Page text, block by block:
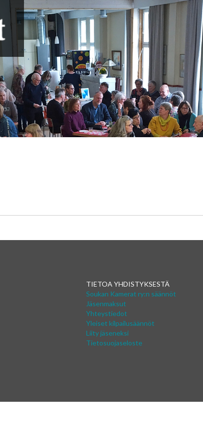
TIETOA YHDISTYKSESTÄ
Soukan Kamerat ry:n säännöt
Jäsenmaksut
Yhteystiedot
Yleiset kilpailusäännöt
Liity jäseneksi
Tietosuojaseloste